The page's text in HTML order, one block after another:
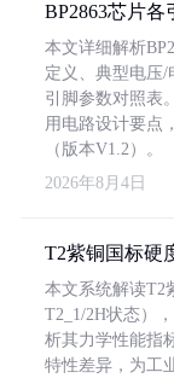
BP2863芯片各
本文详细解析
定义、典型电压
引脚参数对照表
用电路设计要点
（版本V1.2）。
2026年8月4日
T2紫铜国标硬
本文系统解读T2
T2_1/2H状态）
析其力学性能指
特性差异，为工